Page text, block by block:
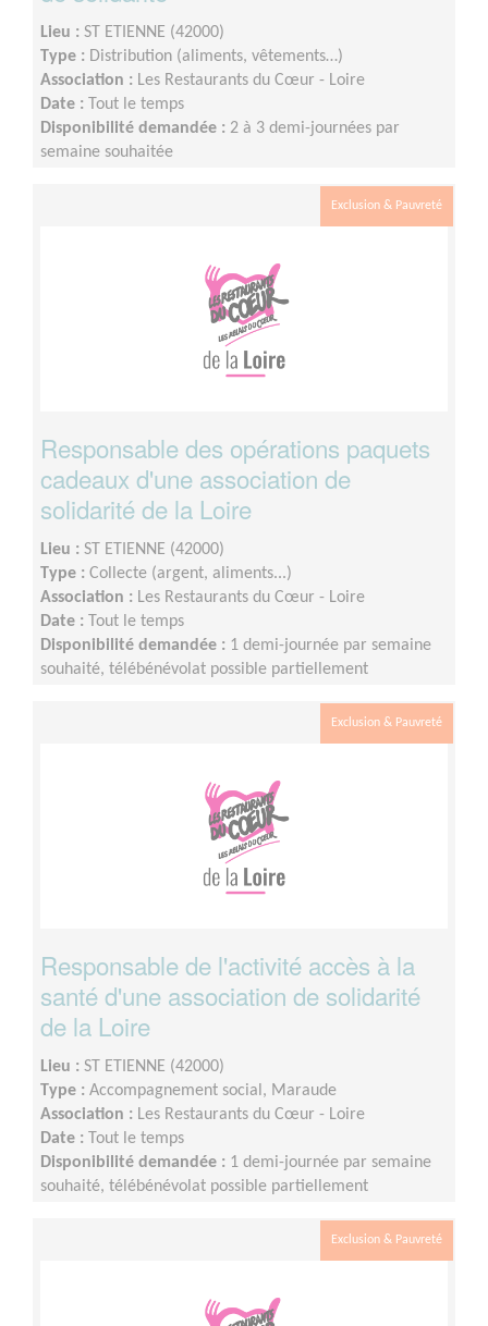
Lieu : ST ETIENNE (42000)
Type : Distribution (aliments, vêtements…)
Association : Les Restaurants du Cœur - Loire
Date : Tout le temps
Disponibilité demandée : 2 à 3 demi-journées par
semaine souhaitée
Exclusion & Pauvreté
Responsable des opérations paquets
cadeaux d'une association de
solidarité de la Loire
Lieu : ST ETIENNE (42000)
Type : Collecte (argent, aliments...)
Association : Les Restaurants du Cœur - Loire
Date : Tout le temps
Disponibilité demandée : 1 demi-journée par semaine
souhaité, télébénévolat possible partiellement
Exclusion & Pauvreté
Responsable de l'activité accès à la
santé d'une association de solidarité
de la Loire
Lieu : ST ETIENNE (42000)
Type : Accompagnement social, Maraude
Association : Les Restaurants du Cœur - Loire
Date : Tout le temps
Disponibilité demandée : 1 demi-journée par semaine
souhaité, télébénévolat possible partiellement
Exclusion & Pauvreté